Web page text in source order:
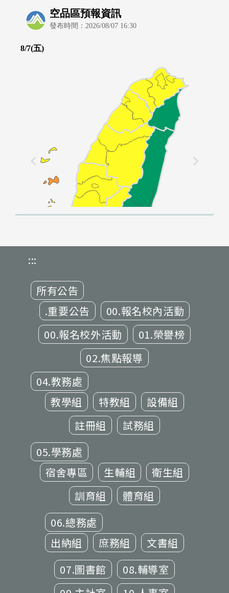
:::
所有公告
.重要公告
00.報名校內活動
00.報名校外活動
01.榮譽榜
02.焦點報導
04.教務處
教學組
特教組
設備組
註冊組
試務組
05.學務處
宿舍專區
生輔組
衛生組
訓育組
體育組
06.總務處
出納組
庶務組
文書組
07.圖書館
08.輔導室